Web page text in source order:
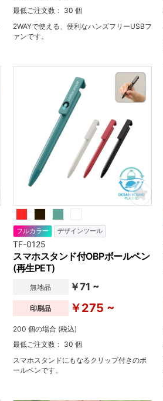
最低ご注文数： 30 個
2WAYで使える、便利なハンズフリーUSBフ
ァンです。
フルカラー デザインツール
TF-0125
スマホスタンド付OBPボールペン
(再生PET)
無地品 ￥71 ~
印刷品 ￥275 ~
200 個の場合 (税込)
最低ご注文数： 30 個
スマホスタンドにもなるクリップ付きのボ
ールペンです。